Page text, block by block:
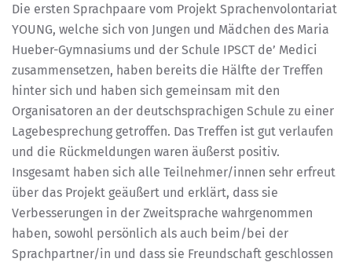
Die ersten Sprachpaare vom Projekt Sprachenvolontariat
YOUNG, welche sich von Jungen und Mädchen des Maria
Hueber-Gymnasiums und der Schule IPSCT de’ Medici
zusammensetzen, haben bereits die Hälfte der Treffen
hinter sich und haben sich gemeinsam mit den
Organisatoren an der deutschsprachigen Schule zu einer
Lagebesprechung getroffen. Das Treffen ist gut verlaufen
und die Rückmeldungen waren äußerst positiv.
Insgesamt haben sich alle Teilnehmer/innen sehr erfreut
über das Projekt geäußert und erklärt, dass sie
Verbesserungen in der Zweitsprache wahrgenommen
haben, sowohl persönlich als auch beim/bei der
Sprachpartner/in und dass sie Freundschaft geschlossen